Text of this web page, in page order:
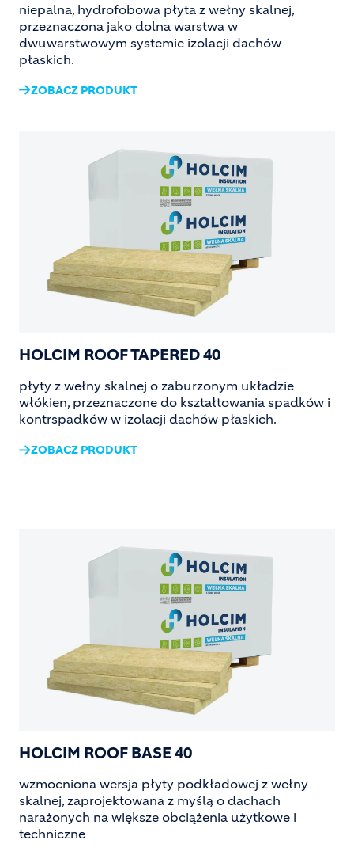
niepalna, hydrofobowa płyta z wełny skalnej,
przeznaczona jako dolna warstwa w
dwuwarstwowym systemie izolacji dachów
płaskich.
ZOBACZ PRODUKT
HOLCIM ROOF TAPERED 40
płyty z wełny skalnej o zaburzonym układzie
włókien, przeznaczone do kształtowania spadków i
kontrspadków w izolacji dachów płaskich.
ZOBACZ PRODUKT
HOLCIM ROOF BASE 40
wzmocniona wersja płyty podkładowej z wełny
skalnej, zaprojektowana z myślą o dachach
narażonych na większe obciążenia użytkowe i
techniczne